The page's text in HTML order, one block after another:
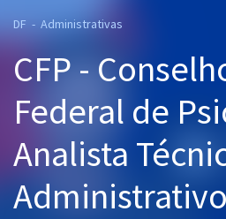
Cursos 20% OFF
Pós
Graduação
OAB
DF - Administrativas
CFP -
Federal de
Analista
Administrativo